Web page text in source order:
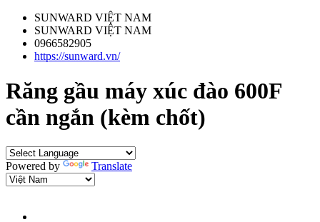
SUNWARD VIỆT NAM
SUNWARD VIỆT NAM
0966582905
https://sunward.vn/
Răng gầu máy xúc đào 600F
cần ngắn (kèm chốt)
Powered by Translate